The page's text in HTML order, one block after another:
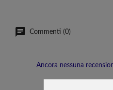
Commenti (0)
Ancora nessuna